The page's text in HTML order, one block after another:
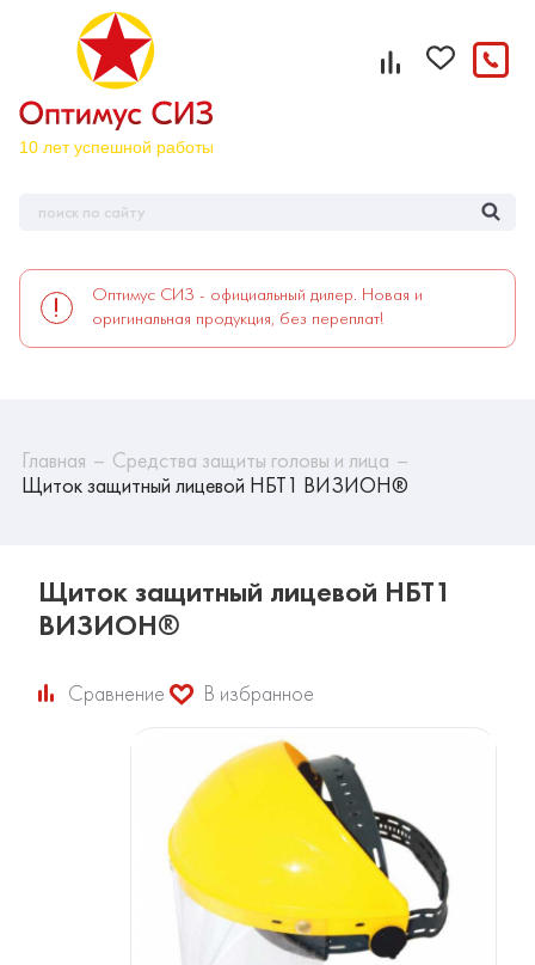
Оптимус СИЗ - официальный дилер. Новая и
оригинальная продукция, без переплат!
Главная
Средства защиты головы и лица
Щиток защитный лицевой НБТ1 ВИЗИОН®
Щиток защитный лицевой НБТ1
ВИЗИОН®
Сравнение В избранное